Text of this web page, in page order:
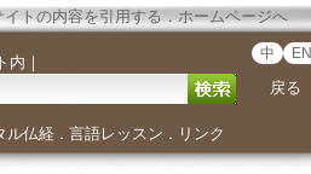
イトの内容を引用する．ホームページへ
内 ｜ 中 EN
戻る
ル仏経． 言語レッスン ． リンク